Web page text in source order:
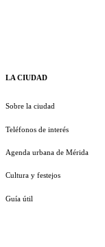
LA CIUDAD
Sobre la ciudad
Teléfonos de interés
Agenda urbana de Mérida
Cultura y festejos
Guía útil